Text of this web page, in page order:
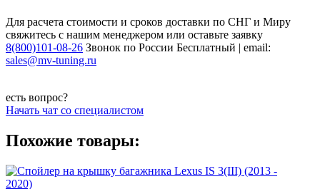
Для расчета стоимости и сроков доставки по СНГ и Миру
свяжитесь с нашим менеджером или оставьте заявку
8(800)101-08-26 Звонок по России Бесплатный | email:
sales@mv-tuning.ru
есть вопрос?
Начать чат со специалистом
Похожие товары: